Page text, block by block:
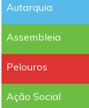
Autarquia
Assembleia
Pelouros
Ação Social